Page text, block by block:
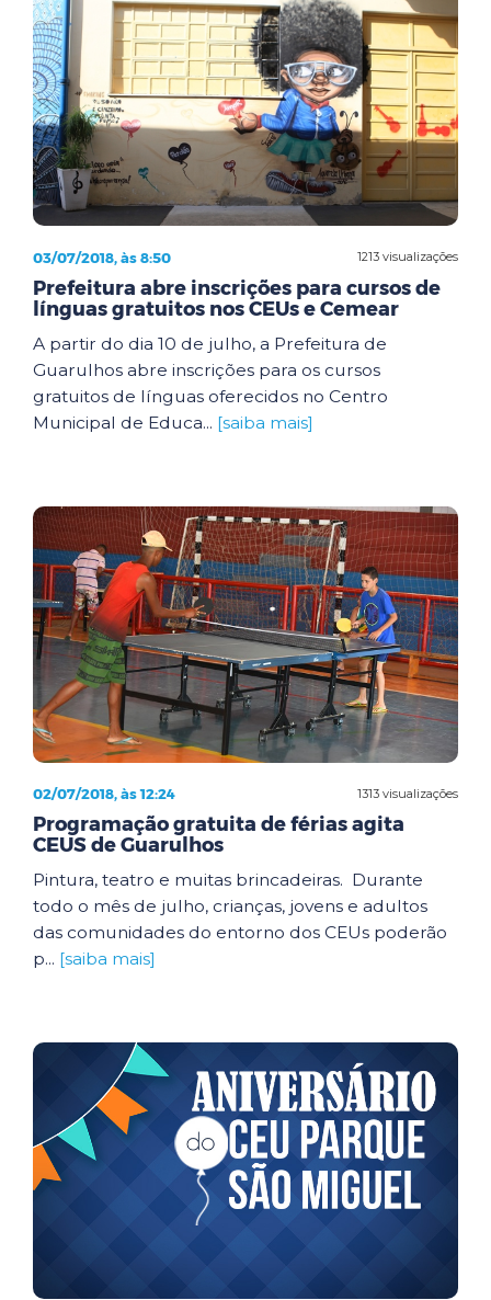
1213 visualizações
03/07/2018, às 8:50
Prefeitura abre inscrições para cursos de
línguas gratuitos nos CEUs e Cemear
A partir do dia 10 de julho, a Prefeitura de
Guarulhos abre inscrições para os cursos
gratuitos de línguas oferecidos no Centro
Municipal de Educa... [saiba mais]
1313 visualizações
02/07/2018, às 12:24
Programação gratuita de férias agita
CEUS de Guarulhos
Pintura, teatro e muitas brincadeiras. Durante
todo o mês de julho, crianças, jovens e adultos
das comunidades do entorno dos CEUs poderão
p... [saiba mais]